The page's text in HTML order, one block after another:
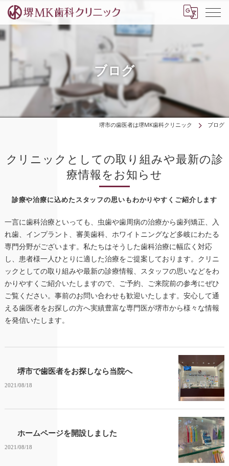
ブログ
堺市の歯医者は堺MK歯科クリニック ブログ
クリニックとしての取り組みや最新の診
療情報をお知らせ
診療や治療に込めたスタッフの思いもわかりやすくご紹介します
一言に歯科治療といっても、虫歯や歯周病の治療から歯列矯正、入
れ歯、インプラント、審美歯科、ホワイトニングなど多岐にわたる
専門分野がございます。私たちはそうした歯科治療に幅広く対応
し、患者様一人ひとりに適した治療をご提案しております。クリニ
ックとしての取り組みや最新の診療情報、スタッフの思いなどをわ
かりやすくご紹介いたしますので、ご予約、ご来院前の参考にぜひ
ご覧ください。事前のお問い合わせも歓迎いたします。安心して通
える歯医者をお探しの方へ実績豊富な専門医が堺市から様々な情報
を発信いたします。
堺市で歯医者をお探しなら当院へ
2021/08/18
ホームページを開設しました
2021/08/18